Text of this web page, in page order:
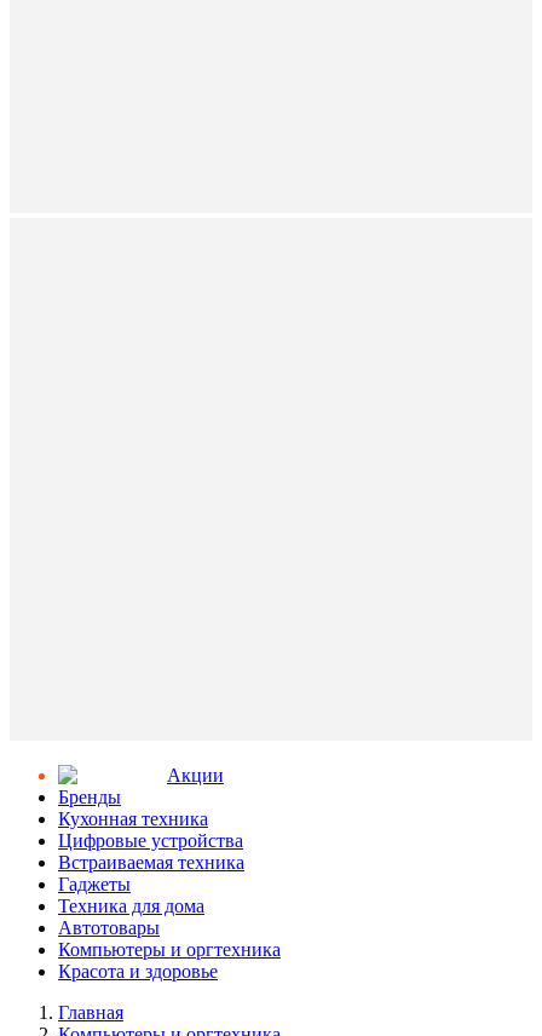
Aкции
Бренды
Кухонная техника
Цифровые устройства
Встраиваемая техника
Гаджеты
Техника для дома
Автотовары
Компьютеры и оргтехника
Красота и здоровье
Главная